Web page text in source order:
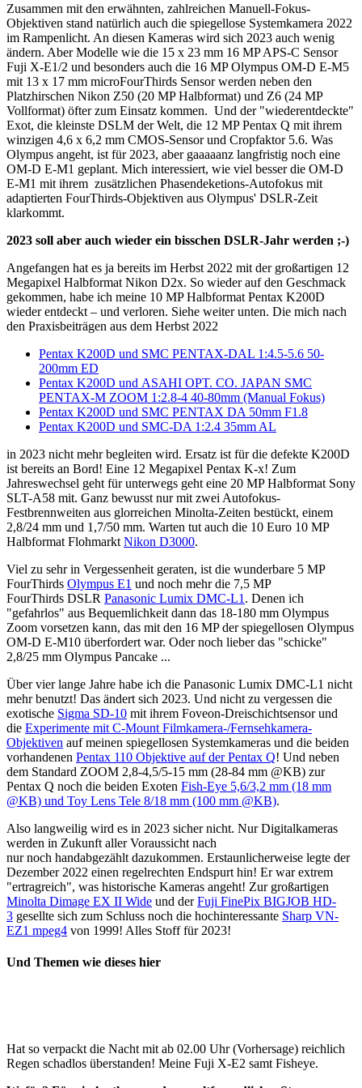
Zusammen mit den erwähnten, zahlreichen Manuell-Fokus-
Objektiven stand natürlich auch die spiegellose Systemkamera 2022
im Rampenlicht. An diesen Kameras wird sich 2023 auch wenig
ändern. Aber Modelle wie die 15 x 23 mm 16 MP APS-C Sensor
Fuji X-E1/2 und besonders auch die 16 MP Olympus OM-D E-M5
mit 13 x 17 mm microFourThirds Sensor werden neben den
Platzhirschen Nikon Z50 (20 MP Halbformat) und Z6 (24 MP
Vollformat) öfter zum Einsatz kommen. Und der "wiederentdeckte"
Exot, die kleinste DSLM der Welt, die 12 MP Pentax Q mit ihrem
winzigen 4,6 x 6,2 mm CMOS-Sensor und Cropfaktor 5.6. Was
Olympus angeht, ist für 2023, aber gaaaaanz langfristig noch eine
OM-D E-M1 geplant. Mich interessiert, wie viel besser die OM-D
E-M1 mit ihrem zusätzlichen Phasendeketions-Autofokus mit
adaptierten FourThirds-Objektiven aus Olympus' DSLR-Zeit
klarkommt.
2023 soll aber auch wieder ein bisschen DSLR-Jahr werden ;-)
Angefangen hat es ja bereits im Herbst 2022 mit der großartigen 12
Megapixel Halbformat Nikon D2x. So wieder auf den Geschmack
gekommen, habe ich meine 10 MP Halbformat Pentax K200D
wieder entdeckt – und verloren. Siehe weiter unten. Die mich nach
den Praxisbeiträgen aus dem Herbst 2022
Pentax K200D und SMC PENTAX-DAL 1:4.5-5.6 50-
200mm ED
Pentax K200D und ASAHI OPT. CO. JAPAN SMC
PENTAX-M ZOOM 1:2.8-4 40-80mm (Manual Fokus)
Pentax K200D und SMC PENTAX DA 50mm F1.8
Pentax K200D und SMC-DA 1:2.4 35mm AL
in 2023 nicht mehr begleiten wird. Ersatz ist für die defekte K200D
ist bereits an Bord! Eine 12 Megapixel Pentax K-x! Zum
Jahreswechsel geht für unterwegs geht eine 20 MP Halbformat Sony
SLT-A58 mit. Ganz bewusst nur mit zwei Autofokus-
Festbrennweiten aus glorreichen Minolta-Zeiten bestückt, einem
2,8/24 mm und 1,7/50 mm. Warten tut auch die 10 Euro 10 MP
Halbformat Flohmarkt Nikon D3000.
Viel zu sehr in Vergessenheit geraten, ist die wunderbare 5 MP
FourThirds Olympus E1 und noch mehr die 7,5 MP
FourThirds DSLR Panasonic Lumix DMC-L1 . Denen ich
"gefahrlos" aus Bequemlichkeit dann das 18-180 mm Olympus
Zoom vorsetzen kann, das mit den 16 MP der spiegellosen Olympus
OM-D E-M10 überfordert war. Oder noch lieber das "schicke"
2,8/25 mm Olympus Pancake ...
Über vier lange Jahre habe ich die Panasonic Lumix DMC-L1 nicht
mehr benutzt! Das ändert sich 2023. Und nicht zu vergessen die
exotische Sigma SD-10 mit ihrem Foveon-Dreischichtsensor und
die Experimente mit C-Mount Filmkamera-/Fernsehkamera-
Objektiven auf meinen spiegellosen Systemkameras und die beiden
vorhandenen Pentax 110 Objektive auf der Pentax Q! Und neben
dem Standard ZOOM 2,8-4,5/5-15 mm (28-84 mm @KB) zur
Pentax Q noch die beiden Exoten Fish-Eye 5,6/3,2 mm (18 mm
@KB) und Toy Lens Tele 8/18 mm (100 mm @KB).
Also langweilig wird es in 2023 sicher nicht. Nur Digitalkameras
werden in Zukunft aller Voraussicht nach
nur noch handabgezählt dazukommen. Erstaunlicherweise legte der
Dezember 2022 einen regelrechten Endspurt hin! Er war extrem
"ertragreich", was historische Kameras angeht! Zur großartigen
Minolta Dimage EX II Wide und derFuji FinePix BIGJOB HD-
3 gesellte sich zum Schluss noch die hochinteressante Sharp VN-
EZ1 mpeg4 von 1999! Alles Stoff für 2023!
Und Themen wie dieses hier
Hat so verpackt die Nacht mit ab 02.00 Uhr (Vorhersage) reichlich
Regen schadlos überstanden! Meine Fuji X-E2 samt Fisheye.